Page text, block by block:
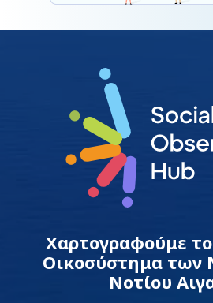
Χαρτογραφούμε
Οικοσύστημα των
Νοτίου